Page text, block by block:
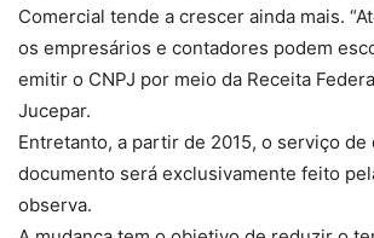
Comercial tende a crescer ainda mais.
os empresários e contadores podem
emitir o CNPJ por meio da Receita
Jucepar.
Entretanto, a partir de 2015, o serviço
documento será exclusivamente feito
observa.